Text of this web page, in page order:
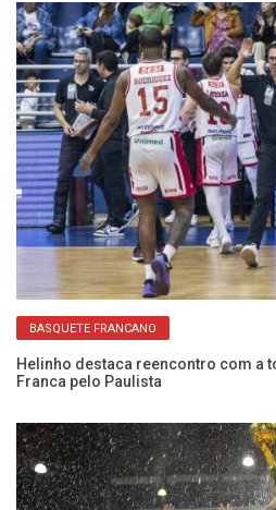
BASQUETE FRANCANO
Helinho destaca reencontro com a
Franca pelo Paulista